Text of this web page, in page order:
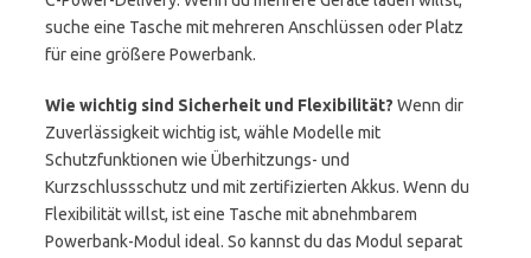
suche eine Tasche mit mehreren Anschlüssen oder Platz
für eine größere Powerbank.
Wie wichtig sind Sicherheit und Flexibilität? Wenn dir
Zuverlässigkeit wichtig ist, wähle Modelle mit
Schutzfunktionen wie Überhitzungs- und
Kurzschlussschutz und mit zertifizierten Akkus. Wenn du
Flexibilität willst, ist eine Tasche mit abnehmbarem
Powerbank-Modul ideal. So kannst du das Modul separat